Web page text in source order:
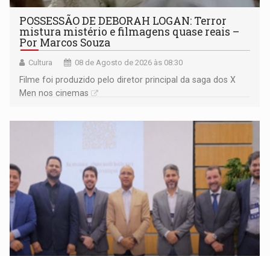
POSSESSÃO DE DEBORAH LOGAN: Terror
mistura mistério e filmagens quase reais –
Por Marcos Souza
Cultura 08 de Agosto de 2026 às 08:30
Filme foi produzido pelo diretor principal da saga dos X
Men nos cinemas